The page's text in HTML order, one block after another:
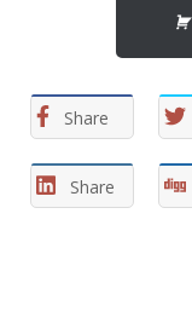
Share
Share